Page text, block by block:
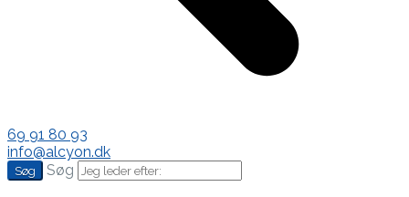
69 91 80 93
info@alcyon.dk
Søg